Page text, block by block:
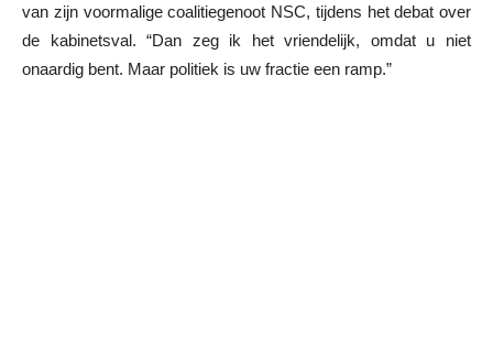
van zijn voormalige coalitiegenoot NSC, tijdens het debat over
de kabinetsval. “Dan zeg ik het vriendelijk, omdat u niet
onaardig bent. Maar politiek is uw fractie een ramp.”